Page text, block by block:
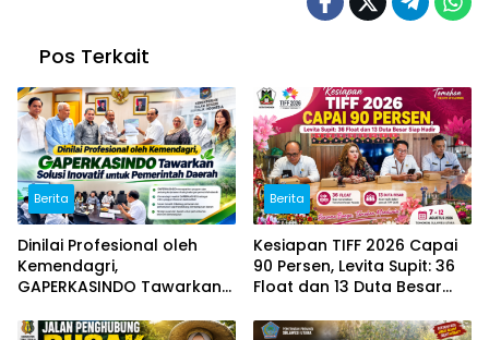
Pos Terkait
Berita
Dinilai Profesional oleh
Kemendagri,
GAPERKASINDO Tawarkan
Pemerintah Daerah
Berita
Kesiapan TIFF 2026 Capai
90 Persen, Levita Supit: 36
Float dan 13 Duta Besar